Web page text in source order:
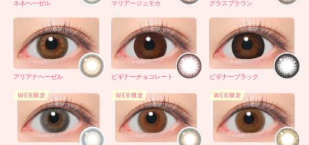
ネネヘーゼル マリアージュモカ グラスブラウン
アリアナヘーゼル ビギナーチョコレート ビギナーブラック